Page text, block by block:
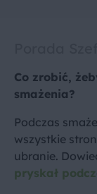
Co zrobić,
smażenia?
Podczas
wszystkie
ubranie.
pryskał